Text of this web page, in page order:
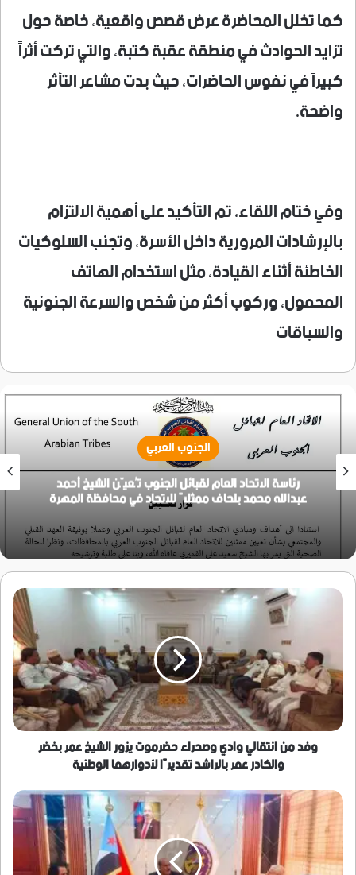
كما تخلل المحاضرة عرض قصص واقعية، خاصة حول
تزايد الحوادث في منطقة عقبة كتبة، والتي تركت أثراً
كبيراً في نفوس الحاضرات، حيث بدت مشاعر التأثر
واضحة.
وفي ختام اللقاء، تم التأكيد على أهمية الالتزام
بالإرشادات المرورية داخل الأسرة، وتجنب السلوكيات
الخاطئة أثناء القيادة، مثل استخدام الهاتف
المحمول، وركوب أكثر من شخص والسرعة الجنونية
والسباقات
الجنوب العربي
رئاسة الاتحاد العام لقبائل الجنوب تُعيّن الشيخ أحمد
عبدالله محمد بلحاف ممثلاً للاتحاد في محافظة المهرة
وفد
انتقالي
وادي
وصحراء
حضرموت
يزور
الشيخ
عمربخضر
والكادر
بالراشد
تقديرًا
لأدوارهما
الوطنية
وفد من انتقالي وادي وصحراء حضرموت يزور الشيخ عمر بخضر
والكادر عمر بالراشد تقديرًا لأدوارهما الوطنية
هرهرة
يبحث
مع
السفير
قاسم